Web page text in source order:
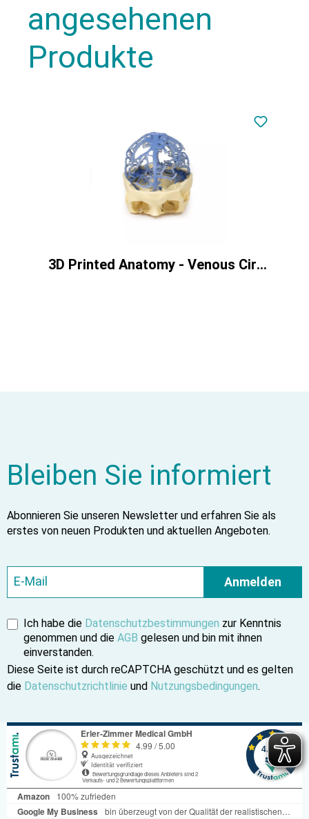
angesehenen
Produkte
3D Printed Anatomy - Venous Circulation
Bleiben Sie informiert
Abonnieren Sie unseren Newsletter und erfahren Sie als
erstes von neuen Produkten und aktuellen Angeboten.
Anmelden
Ich habe die Datenschutzbestimmungen zur Kenntnis
genommen und die AGB gelesen und bin mit ihnen
einverstanden.
Diese Seite ist durch reCAPTCHA geschützt und es gelten
die Datenschutzrichtlinie und Nutzungsbedingungen.